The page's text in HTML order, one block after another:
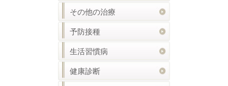
その他の治療
予防接種
生活習慣病
健康診断